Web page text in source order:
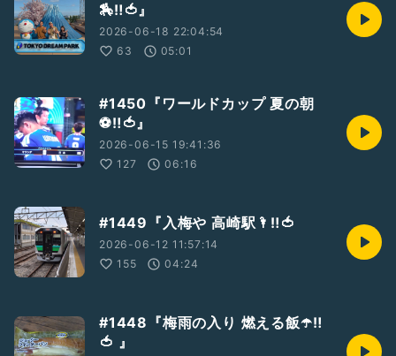
🏇‼️🍅』
2026-06-18 22:04:54
63
05:01
#1450『ワールドカップ 夏の朝
⚽️‼️🍅』
2026-06-15 19:41:36
127
06:16
#1449『入梅や 高崎駅🌂‼️🍅
2026-06-12 11:57:14
155
04:24
#1448『梅雨の入り 燃える飯☂️‼️
🍅 』